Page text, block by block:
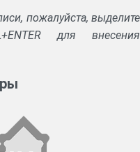
пожалуйста, выделите
для внесения